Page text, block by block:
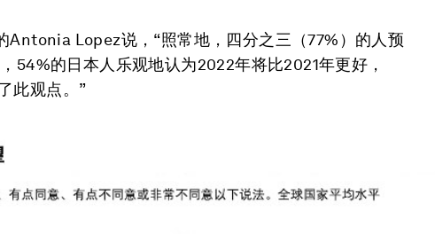
Antonia Lopez说，“照常地，四分之三（77%）的人预
54%的日本人乐观地认为2022年将比2021年更好，
此观点。”